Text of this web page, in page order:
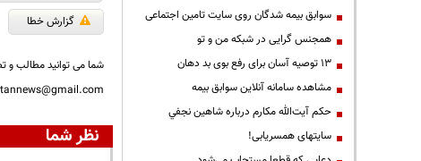
گزارش خطا
شما می توانید مطالب و
نظر شما
سوابق بیمه شدگان روی سایت تامین اجتماعی
همجنس گرایی در شبکه من و تو
13 توصیه آسان برای رفع بوی بد دهان
مشاهده سامانه آنلاين سوابق بیمه
حكم آيت‌الله مكارم درباره شاهين نجفي
سایتهای همسریابی!